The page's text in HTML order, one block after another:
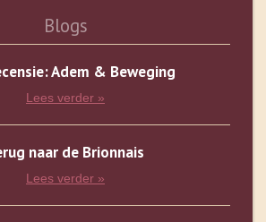
Blogs
Adem & Beweging
Lees verder »
naar de Brionnais
Lees verder »